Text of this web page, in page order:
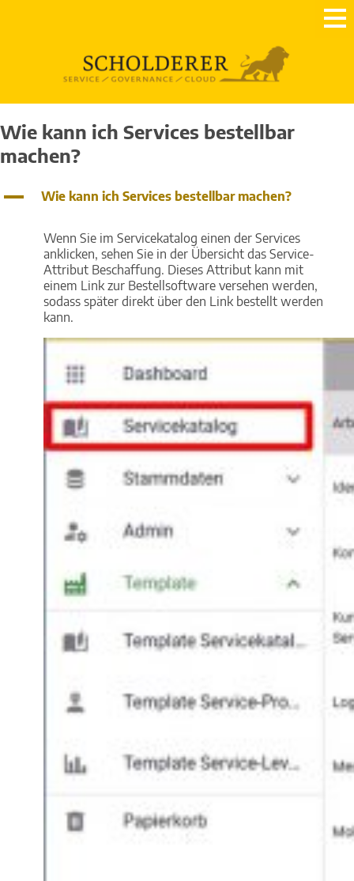
Wie kann ich Services bestellbar
machen?
A Wie kann ich Services bestellbar machen?
Wenn Sie im Servicekatalog einen der Services
anklicken, sehen Sie in der Übersicht das Service-
Attribut Beschaffung. Dieses Attribut kann mit
einem Link zur Bestellsoftware versehen werden,
sodass später direkt über den Link bestellt werden
kann.